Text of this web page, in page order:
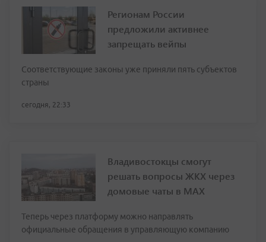
Регионам России
предложили активнее
запрещать вейпы
Соответствующие законы уже приняли пять субъектов
страны
сегодня, 22:33
Владивостокцы смогут
решать вопросы ЖКХ через
домовые чаты в МАХ
Теперь через платформу можно направлять
официальные обращения в управляющую компанию